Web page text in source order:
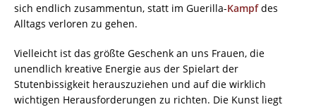
sich endlich zusammentun, statt im Guerilla-Kampfdes
Alltags verloren zu gehen.
Vielleicht ist das größte Geschenk an uns Frauen, die
unendlich kreative Energie aus der Spielart der
Stutenbissigkeit herauszuziehen und auf die wirklich
wichtigen Herausforderungen zu richten. Die Kunst liegt